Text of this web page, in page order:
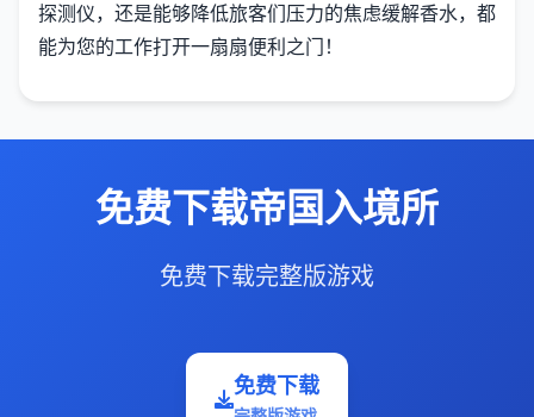
探测仪，还是能够降低旅客们压力的焦虑缓解香水，都
能为您的工作打开一扇扇便利之门！
免费下载帝国入境所
免费下载完整版游戏
免费下载